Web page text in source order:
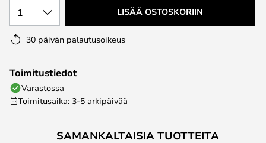
1 LISÄÄ OSTOSKORIIN
30 päivän palautusoikeus
Toimitustiedot
Varastossa
Toimitusaika: 3-5 arkipäivää
SAMANKALTAISIA TUOTTEITA